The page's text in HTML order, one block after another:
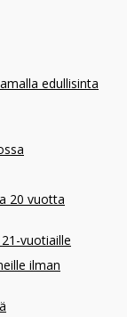
edullisinta
20 vuotta
vuotiaille
ilman